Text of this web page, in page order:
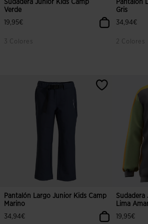
Sudadera Junior Kids Camp
Verde
19,95€
3 Colores
Pantalón
Gris
34,94€
2 Colores
Pantalón Largo Junior Kids Camp
Marino
34,94€
Sudadera
Lima
19,95€